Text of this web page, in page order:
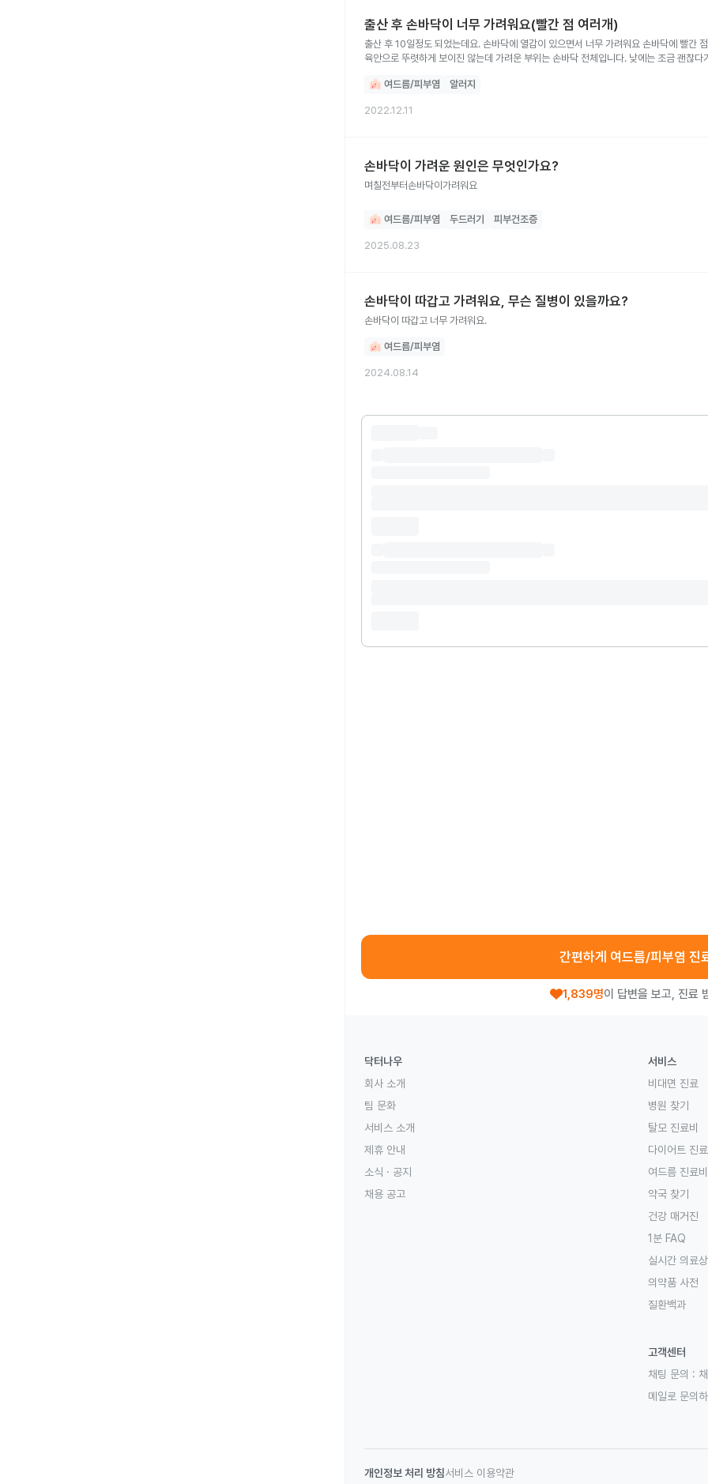
출산 후 손바닥이 너무 가려워요(빨간 점 여러개)
출산 후 10일정도 되었는데요. 손바닥에 열감이 있으면서 너무 가려워요 손바닥에 빨간
육안으로 뚜렷하게 보이진 않는데 가려운 부위는 손바닥 전체입니다. 낮에는 조금 괜찮
여드름/피부염
알러지
2022.12.11
손바닥이 가려운 원인은 무엇인가요?
며칠전부터손바닥이가려워요
여드름/피부염 두드러기 피부건조증
2025.08.23
손바닥이 따갑고 가려워요, 무슨 질병이 있을까요?
손바닥이 따갑고 너무 가려워요.
여드름/피부염
2024.08.14
간편하게 여드름/피부염 진
1,839명이 답변을 보고, 진료
닥터나우
회사 소개
팀 문화
서비스 소개
제휴 안내
소식 · 공지
채용 공고
서비스
비대면 진료
병원 찾기
탈모 진료비
다이어트 진
여드름 진료비
약국 찾기
건강 매거진
1분 FAQ
실시간 의료
의약품 사전
질환백과
고객센터
채팅 문의 :
메일로 문의
개인정보 처리 방침서비스 이용약관